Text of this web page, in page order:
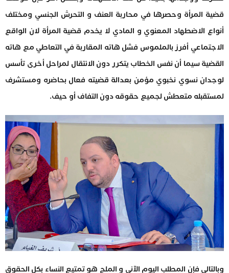
قضية المرأة وحصرها في محاربة العنف و التحرش الجنسي ومختلف
أنواع الاضطهاد المعنوي و المادي لا يخدم قضية المرأة لان الواقع
الاجتماعي أفرز بالملموس فشل هاته المقاربة في التعاطي مع هاته
القضية سيما أن نفس الخطاب يتكرر دون الانتقال لمراحل أخرى تأسس
لوجدان نسوي نخبوي مؤمن بعدالة قضيته فعال بحاضره ومستشرف
لمستقبله متعطش لجميع حقوقه دون التفاف أو حيف.
وبالتالي فإن المطلب اليوم الآني و الملح هو تمتيع النساء بكل الحقوق